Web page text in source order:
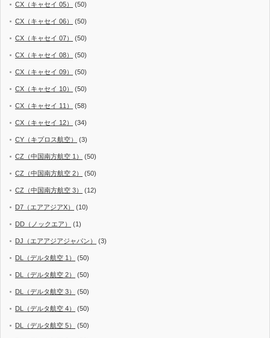
CX（キャセイ 05） (50)
CX（キャセイ 06） (50)
CX（キャセイ 07） (50)
CX（キャセイ 08） (50)
CX（キャセイ 09） (50)
CX（キャセイ 10） (50)
CX（キャセイ 11） (58)
CX（キャセイ 12） (34)
CY（キプロス航空） (3)
CZ（中国南方航空 1） (50)
CZ（中国南方航空 2） (50)
CZ（中国南方航空 3） (12)
D7（エアアジアX） (10)
DD（ノックエア） (1)
DJ（エアアジアジャパン） (3)
DL（デルタ航空 1） (50)
DL（デルタ航空 2） (50)
DL（デルタ航空 3） (50)
DL（デルタ航空 4） (50)
DL（デルタ航空 5） (50)